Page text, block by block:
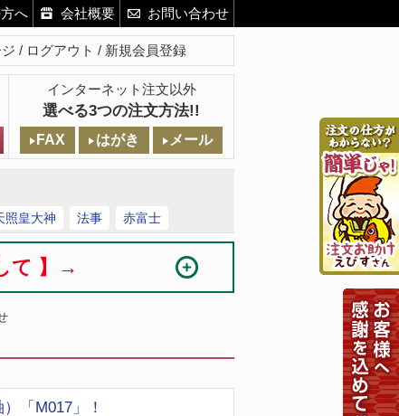
へ 会社概要 お問い合わせ
ログアウト 新規会員登録
インターネット注文以外
選べる3つの注文方法!!
FAX はがき メール
照皇大神 法事 赤富士
して 】→
M017」！